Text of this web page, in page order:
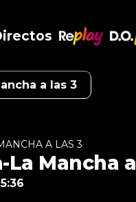
a las 3
A LAS 3
La Mancha